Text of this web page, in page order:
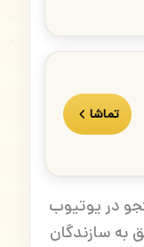
تماشا
در یوتیوب
به سازندگان